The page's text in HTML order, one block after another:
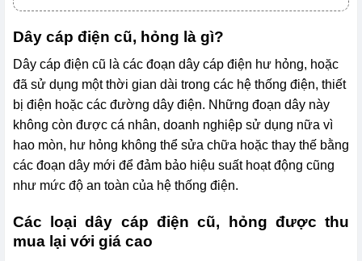
Dây cáp điện cũ, hỏng là gì?
Dây cáp điện cũ là các đoạn dây cáp điện hư hỏng, hoặc
đã sử dụng một thời gian dài trong các hệ thống điện, thiết
bị điện hoặc các đường dây điện. Những đoạn dây này
không còn được cá nhân, doanh nghiệp sử dụng nữa vì
hao mòn, hư hỏng không thể sửa chữa hoặc thay thế bằng
các đoạn dây mới để đảm bảo hiệu suất hoạt động cũng
như mức độ an toàn của hệ thống điện.
Các loại dây cáp điện cũ, hỏng được thu
mua lại với giá cao